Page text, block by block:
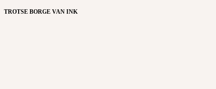
TROTSE BORGE VAN INK